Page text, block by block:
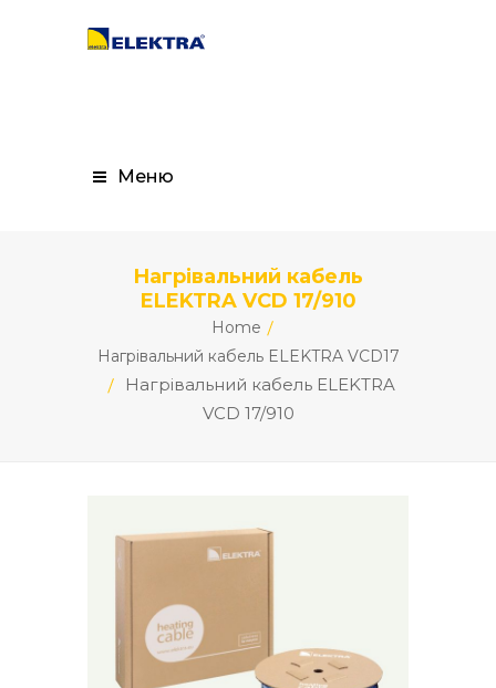
Меню
Нагрівальний кабель
ELEKTRA VCD 17/910
Home
Нагрівальний кабель ELEKTRA VCD17
Нагрівальний кабель ELEKTRA
VCD 17/910